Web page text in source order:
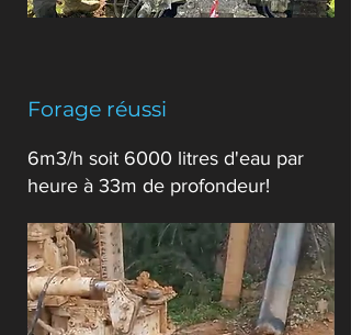
Forage réussi
6m3/h soit 6000 litres d'eau par
heure à 33m de profondeur!